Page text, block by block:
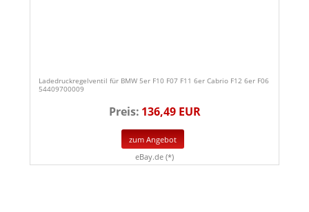
Ladedruckregelventil für BMW 5er F10 F07 F11 6er Cabrio F12 6er F06
54409700009
Preis: 136,49 EUR
zum Angebot
eBay.de (*)